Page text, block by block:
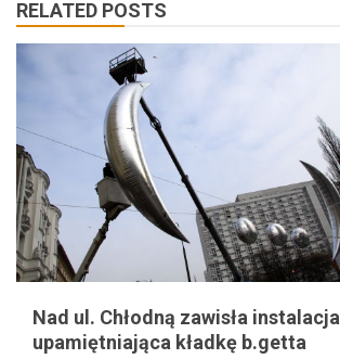
RELATED POSTS
Nad ul. Chłodną zawisła instalacja
upamiętniająca kładkę b.getta